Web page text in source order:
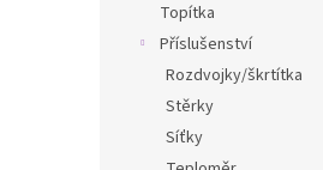
Topítka
Příslušenství
Rozdvojky/škrtítka
Stěrky
Síťky